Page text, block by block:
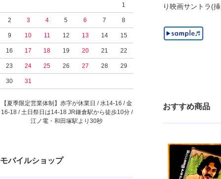
1
2 3 4 5 6 7 8
9 10 11 12 13 14 15
16 17 18 19 20 21 22
23 24 25 26 27 28 29
30 31
【夏季限定営業体制】赤字が休業日 / 水14-16 / 金
16-18 / 土日祭日は14-18 JR鎌倉駅から徒歩10分 /
江ノ電・和田塚駅より30秒
モバイルショップ
り映画サントラ(
おすすめ商品